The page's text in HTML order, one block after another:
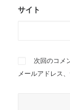
サイト
次回のコメ
メールアドレス